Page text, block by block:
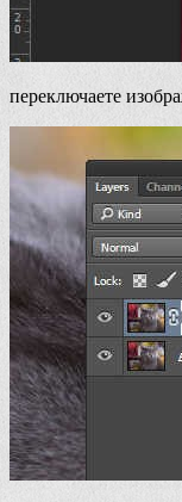
переключаете